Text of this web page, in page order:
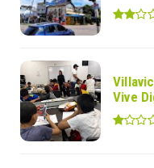
Vive